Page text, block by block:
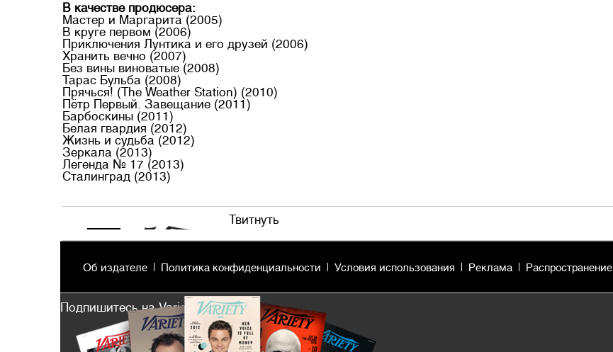
В качестве продюсера:
Мастер и Маргарита (2005)
В круге первом (2006)
Приключения Лунтика и его друзей (2006)
Хранить вечно (2007)
Без вины виноватые (2008)
Тарас Бульба (2008)
Прячься! (The Weather Station) (2010)
Пётр Первый. Завещание (2011)
Барбоскины (2011)
Белая гвардия (2012)
Жизнь и судьба (2012)
Зеркала (2013)
Легенда № 17 (2013)
Сталинград (2013)
Твитнуть
Об издателе Политика конфиденциальности Условия использования Реклама Распространение
Подпишитесь на Variety